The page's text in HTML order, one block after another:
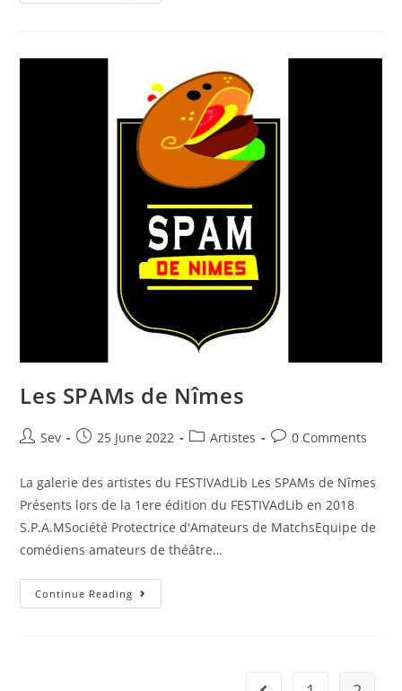
Les SPAMs de Nîmes
Sev 25 June 2022 Artistes 0 Comments
La galerie des artistes du FESTIVAdLib Les SPAMs de Nîmes
Présents lors de la 1ere édition du FESTIVAdLib en 2018
S.P.A.MSociété Protectrice d'Amateurs de MatchsEquipe de
comédiens amateurs de théâtre…
Continue Reading